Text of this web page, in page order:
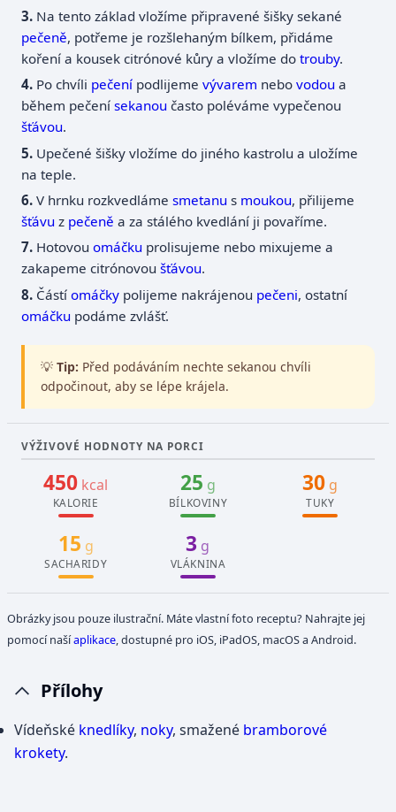
Na tento základ vložíme připravené šišky sekané
pečeně, potřeme je rozšlehaným bílkem, přidáme
koření a kousek citrónové kůry a vložíme dotrouby.
Po chvíli pečení podlijemevývarem nebovodou a
během pečenísekanou často poléváme vypečenou
šťávou.
Upečené šišky vložíme do jiného kastrolu a uložíme
na teple.
V hrnku rozkvedlámesmetanu s moukou, přilijeme
šťávu z pečeně a za stálého kvedlání ji povaříme.
Hotovouomáčku prolisujeme nebo mixujeme a
zakapeme citrónovoušťávou.
Částíomáčky polijeme nakrájenou pečeni, ostatní
omáčku podáme zvlášť.
💡 Tip: Před podáváním nechte sekanou chvíli
odpočinout, aby se lépe krájela.
VÝŽIVOVÉ HODNOTY NA PORCI
450 kcal
KALORIE
25 g
BÍLKOVINY
30 g
TUKY
15 g
SACHARIDY
3 g
VLÁKNINA
Obrázky jsou pouze ilustrační. Máte vlastní foto receptu? Nahrajte jej
pomocí našíaplikace, dostupné pro iOS, iPadOS, macOS a Android.
Přílohy
Vídeňské knedlíky, noky, smažené bramborové
krokety.